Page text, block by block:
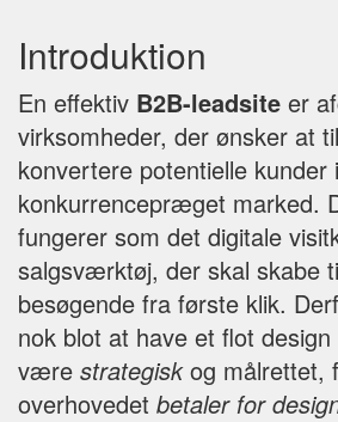
Introduktion
En effektiv B2B-leadsite er
virksomheder, der ønsker at
konvertere potentielle kunder
konkurrencepræget marked.
fungerer som det digitale
salgsværktøj, der skal skabe
besøgende fra første klik.
nok blot at have et flot
være strategiskog målrettet,
overhovedet betaler for